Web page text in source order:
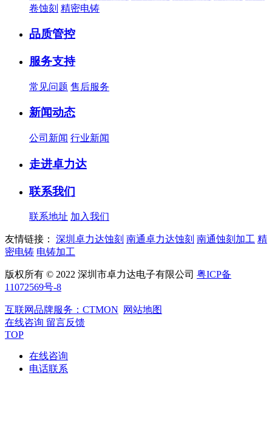
卷蚀刻 精密电铸
品质管控
服务支持
常见问题 售后服务
新闻动态
公司新闻 行业新闻
走进卓力达
联系我们
联系地址 加入我们
友情链接： 深圳卓力达蚀刻 南通卓力达蚀刻 南通蚀刻加工 精
密电铸 电铸加工
版权所有 © 2022 深圳市卓力达电子有限公司 粤ICP备
11072569号-8
互联网品牌服务：CTMON
网站地图
在线咨询 留言反馈
TOP
在线咨询
电话联系